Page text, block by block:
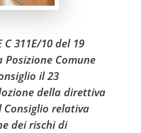
C 311E/10 del 19
Comune
il 23
della direttiva
Consiglio relativa
dei rischi di